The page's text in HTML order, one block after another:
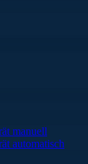
manuell
automatisch